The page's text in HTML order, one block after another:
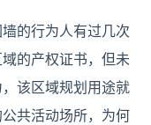
的行为人有过几次
的产权证书，但未
该区域规划用途就
共活动场所，为何